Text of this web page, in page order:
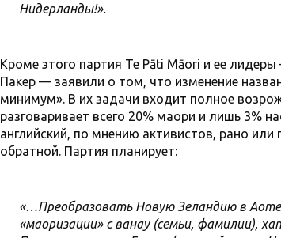
Нидерланды!».
Кроме этого партия Te Pāti Māori и ее
Пакер — заявили о том, что изменение
минимум». В их задачи входит полное
разговаривает всего 20% маори и лишь 3%
английский, по мнению активистов, рано или
обратной. Партия планирует:
«…Преобразовать Новую Зеландию в
«маоризации» с ванау (семьи, фамилии),